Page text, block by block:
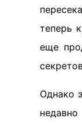
теперь
еще
Однако